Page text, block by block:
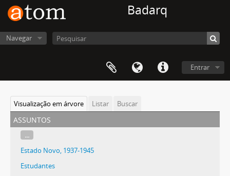
Badarq
Navegar
Entrar
Visualização em árvore Listar Buscar
assuntos
...
Estado Novo, 1937-1945
Estudantes